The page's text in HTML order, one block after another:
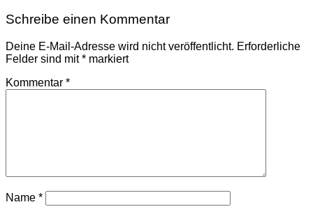
Schreibe einen Kommentar
Deine E-Mail-Adresse wird nicht veröffentlicht. Erforderliche
Felder sind mit* markiert
Kommentar *
Name *